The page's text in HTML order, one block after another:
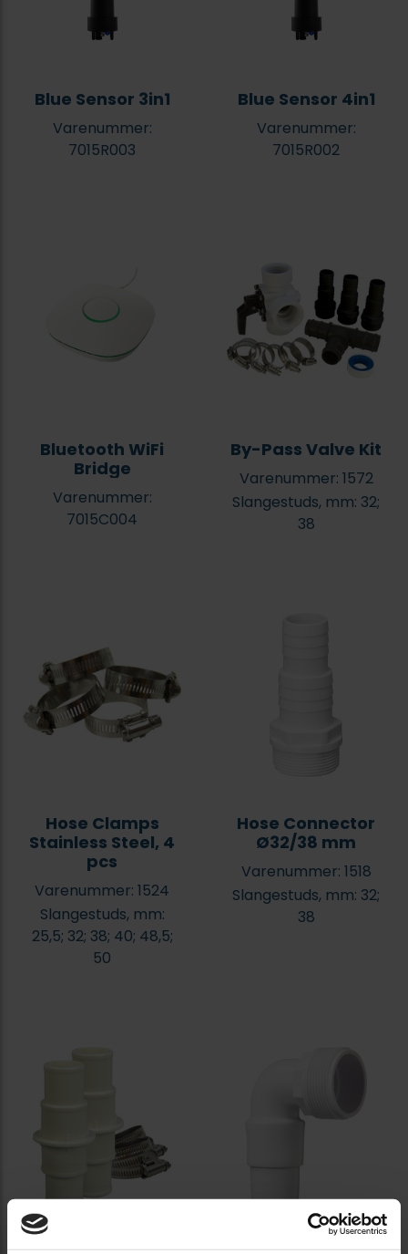
Blue Sensor 3in1
Varenummer:
7015R003
Blue Sensor 4in1
Varenummer:
7015R002
Bluetooth WiFi
Bridge
Varenummer:
7015C004
By-Pass Valve Kit
Varenummer: 1572
Slangestuds, mm: 32;
38
Hose Clamps
Stainless Steel, 4
pcs
Varenummer: 1524
Slangestuds, mm:
25,5; 32; 38; 40; 48,5;
50
Hose Connector
Ø32/38 mm
Varenummer: 1518
Slangestuds, mm: 32;
38